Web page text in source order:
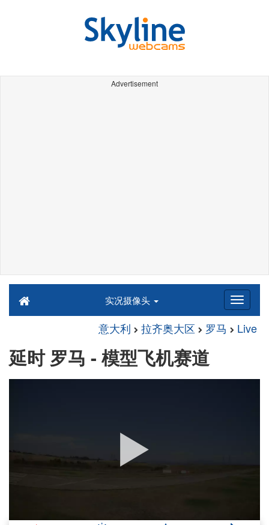
Advertisement
实况摄像头
意大利 拉齐奥大区 罗马 Live
延时 罗马 - 模型飞机赛道